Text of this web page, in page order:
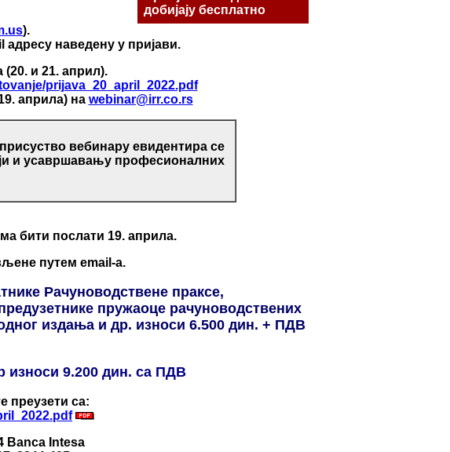
добијају бесплатно
).
адресу наведену у пријави.
(20. и 21. април).
prijava_20_april_2022.pdf
априла) на webinar@irr.co.rs
вебинару евидентира се
и усавршавању професионалних
бити послати 19. априла.
путем email-a.
Рачуноводствене праксе,
пружаоце рачуноводствених
издања и др. износи 6.500 дин. + ПДВ
износи 9.200 дин. са ПДВ
преузети са:
Banca Intesa